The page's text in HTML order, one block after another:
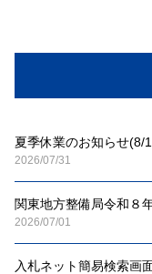
夏季休業のお知らせ(8/
2026/07/31
関東地方整備局令和８
2026/07/01
入札ネット簡易検索画